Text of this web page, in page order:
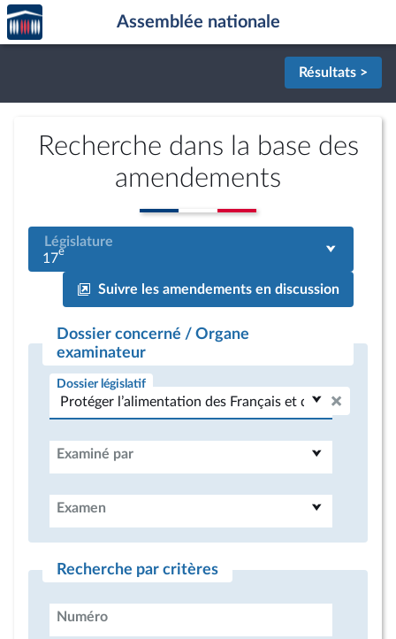
Aller au contenu
Aller en bas de la page
Accèder
à la
page
Assemblée nationale
Résultats >
Recherche dans la base des
amendements
Législature
17e
Suivre les amendements en discussion
Dossier concerné / Organe
examinateur
Dossier législatif
Examiné par
Examen
Recherche par critères
Numéro